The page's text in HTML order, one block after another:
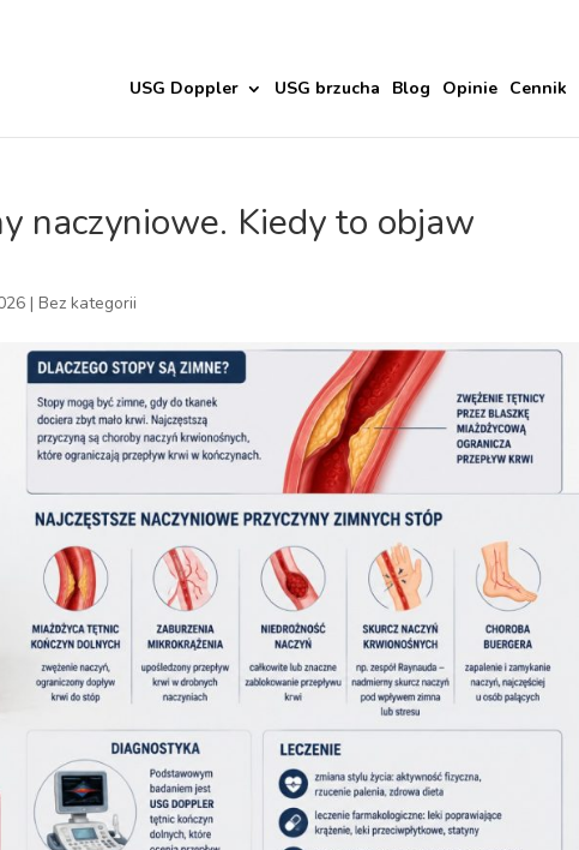
USG Doppler USG brzucha Blog Opinie Cennik
naczyniowe. Kiedy to objaw
|Bez kategorii